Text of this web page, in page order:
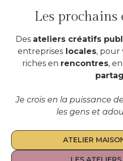
Les prochains
Des ateliers créatifs
entreprises locales, pour
riches en rencontres, en
Je crois en la puissance
les gens et
ATELIER